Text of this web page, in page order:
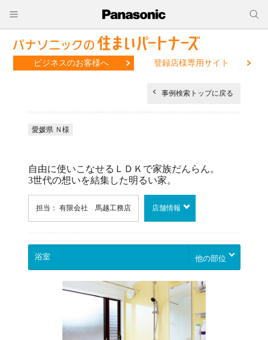
ビジネスのお客様へ 登録店様専用サイト
事例検索トップに戻る
愛媛県 Ｎ様
自由に使いこなせるＬＤＫで家族だんらん。
3世代の想いを結集した明るい家。
担当： 有限会社 馬越工務店 店舗情報
他の部位